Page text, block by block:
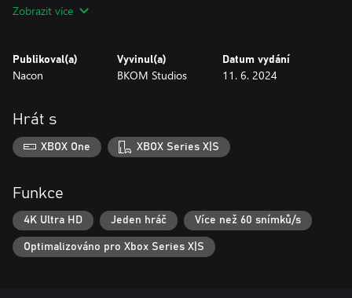
Rozhodujte se správně!
kolem nich a objevujte okolí, nebo se s nimi utkejte v akčních
soubojích s mečem.
Pestré postavy
Setkejte se s celou řadou významných postav z animovaného
seriálu Zorro The Chronicles. Část z nich se vám postaví do cesty
jako hroziví protivníci a jiní se zase v boji za spravedlnost postaví
Zobrazit více
Publikoval(a)
Nacon
Vyvinul(a)
BKOM Studios
Datum vydání
11. 6. 2024
Hrát s
XBOX One XBOX Series X|S
Funkce
4K Ultra HD Jeden hráč Více než 60 snímků/s
Optimalizováno pro Xbox Series X|S